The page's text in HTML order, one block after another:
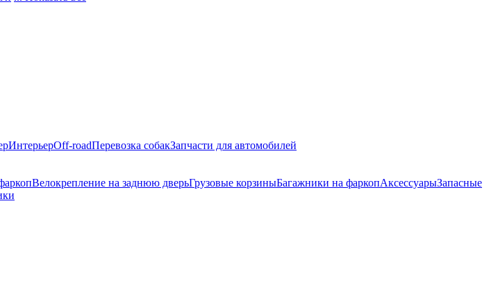
ИнтерьерOff-roadПеревозка собакЗапчасти для автомобилей
Велокрепление на заднюю дверьГрузовые корзиныБагажники на фаркопАксессуарыЗапасные